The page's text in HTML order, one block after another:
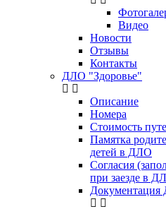
Видео
Новости
Отзывы
Контакты
ДЛО "Здоровье"
Описание
Номера
Стоимость
Памятка
детей в ДЛО
Согласия
при заезде в